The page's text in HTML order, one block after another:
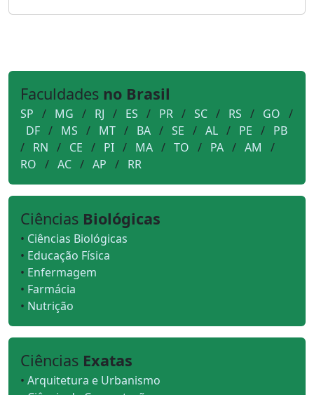
Faculdades no Brasil
SP / MG / RJ / ES / PR / SC / RS / GO /
DF / MS / MT / BA / SE / AL / PE / PB
/ RN / CE / PI / MA / TO / PA / AM /
RO / AC / AP / RR
Ciências Biológicas
• Ciências Biológicas
• Educação Física
• Enfermagem
• Farmácia
• Nutrição
Ciências Exatas
• Arquitetura e Urbanismo